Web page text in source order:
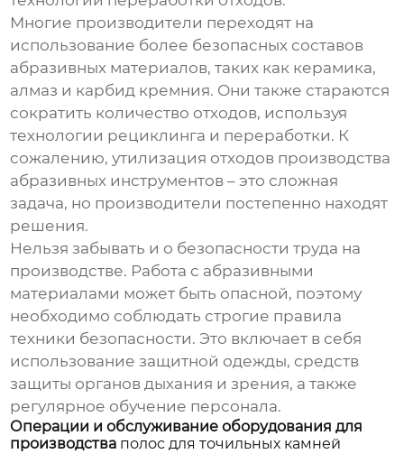
Многие производители переходят на
использование более безопасных составов
абразивных материалов, таких как керамика,
алмаз и карбид кремния. Они также стараются
сократить количество отходов, используя
технологии рециклинга и переработки. К
сожалению, утилизация отходов производства
абразивных инструментов – это сложная
задача, но производители постепенно находят
решения.
Нельзя забывать и о безопасности труда на
производстве. Работа с абразивными
материалами может быть опасной, поэтому
необходимо соблюдать строгие правила
техники безопасности. Это включает в себя
использование защитной одежды, средств
защиты органов дыхания и зрения, а также
регулярное обучение персонала.
Операции и обслуживание оборудования для
производства полос для точильных камней